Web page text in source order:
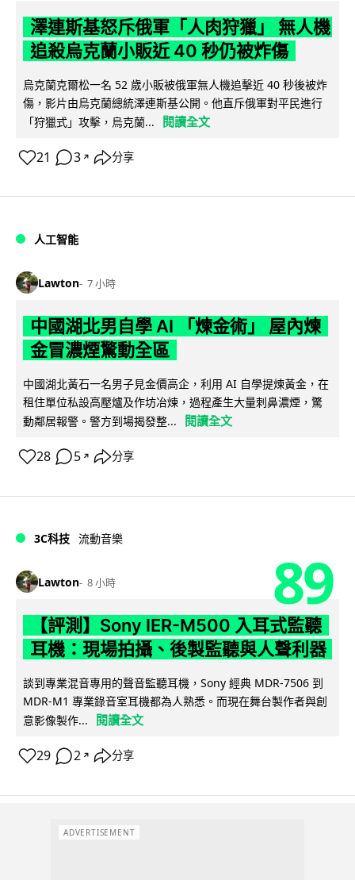
澤連斯基怒斥俄軍「人肉狩獵」 無人機
追殺烏克蘭小販近 40 秒仍被炸傷
烏克蘭克爾松一名 52 歲小販被俄軍無人機追擊近 40 秒後被炸
傷，影片由烏克蘭總統澤連斯基公開。他直斥俄軍對平民進行
「狩獵式」攻擊，烏克蘭...
閱讀全文
21 3 ↗ 分享
人工智能
Lawton 7 小時
中國湖北男自學 AI 「煉金術」 屋內煉
金冒濃煙驚動全區
中國湖北黃石一名男子見金價高企，利用 AI 自學提煉黃金，在
租住單位私設高壓爐及作坊冶煉，過程產生大量刺鼻濃煙，驚
動鄰居報警。警方到場揭發整...
閱讀全文
28 5 ↗ 分享
3C科技 流動音樂
Lawton 8 小時 89
【評測】Sony IER-M500 入耳式監聽
耳機：現場拍攝、後製監聽與人聲利器
談到專業混音專用的聲音監聽耳機，Sony 經典 MDR-7506 到
MDR-M1 專業錄音室耳機都為人熟悉。而現在舞台製作者與創
意影像製作...
閱讀全文
29 2 ↗ 分享
ADVERTISEMENT